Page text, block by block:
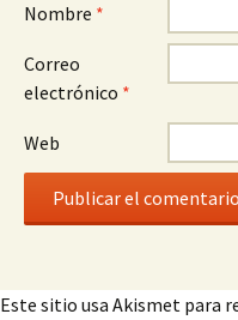
Nombre *
Correo
electrónico *
Web
Este sitio usa Akismet para